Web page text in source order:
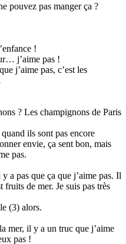
pouvez pas manger ça ?
!
j’aime pas !
j’aime pas, c’est les
? Les champignons de Paris
ils sont pas encore
envie, ça sent bon, mais
pas.
a pas que ça que j’aime pas. Il
de mer. Je suis pas très
(3) alors.
mer, il y a un truc que j’aime
pas !